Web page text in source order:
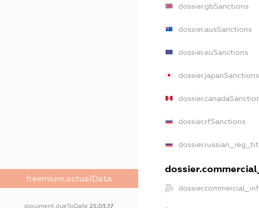
freemium.actualData
document.dueToDate25.03.17
dossier.gbSanctions
dossier.ausSanctions
dossier.euSanctions
dossier.japanSanctions
dossier.rfSanctions